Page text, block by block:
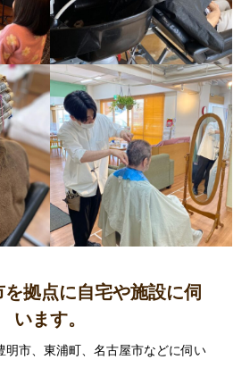
拠点に自宅や施設に伺
います。
明市、東浦町、名古屋市などに伺い